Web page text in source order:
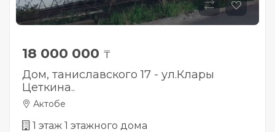
18 000 000 ₸
Дом, таниславского 17 - ул.Клары
Цеткина..
Актобе
1 этаж 1 этажного дома